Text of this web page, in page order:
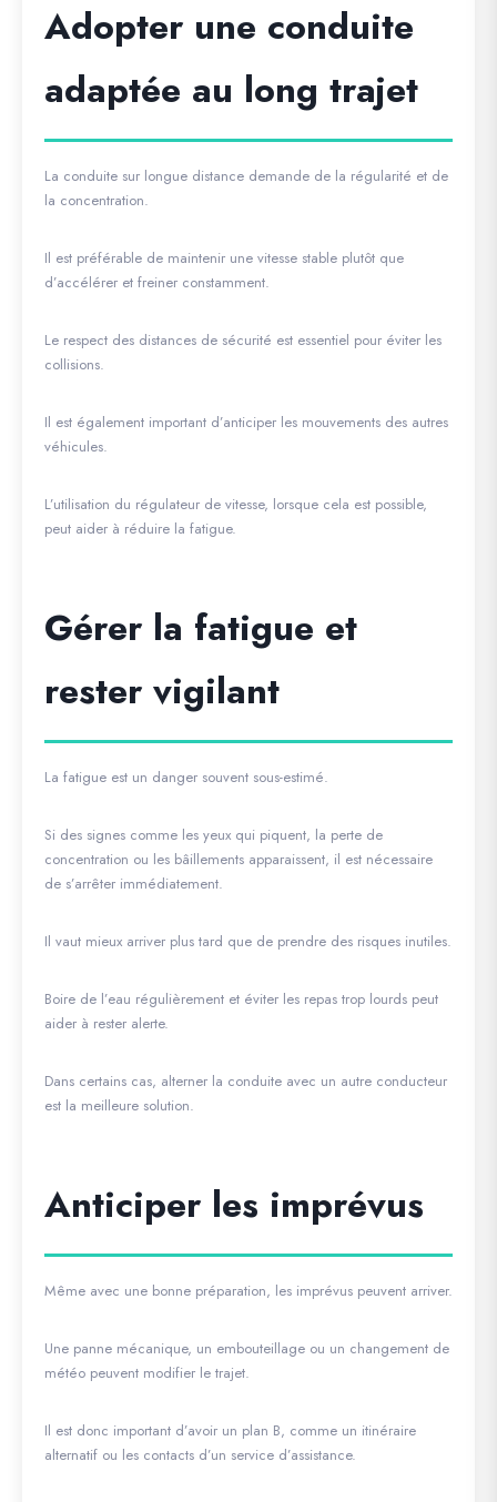
Adopter une conduite
adaptée au long trajet
La conduite sur longue distance demande de la régularité et de
la concentration.
Il est préférable de maintenir une vitesse stable plutôt que
d’accélérer et freiner constamment.
Le respect des distances de sécurité est essentiel pour éviter les
collisions.
Il est également important d’anticiper les mouvements des autres
véhicules.
L’utilisation du régulateur de vitesse, lorsque cela est possible,
peut aider à réduire la fatigue.
Gérer la fatigue et
rester vigilant
La fatigue est un danger souvent sous-estimé.
Si des signes comme les yeux qui piquent, la perte de
concentration ou les bâillements apparaissent, il est nécessaire
de s’arrêter immédiatement.
Il vaut mieux arriver plus tard que de prendre des risques inutiles.
Boire de l’eau régulièrement et éviter les repas trop lourds peut
aider à rester alerte.
Dans certains cas, alterner la conduite avec un autre conducteur
est la meilleure solution.
Anticiper les imprévus
Même avec une bonne préparation, les imprévus peuvent arriver.
Une panne mécanique, un embouteillage ou un changement de
météo peuvent modifier le trajet.
Il est donc important d’avoir un plan B, comme un itinéraire
alternatif ou les contacts d’un service d’assistance.